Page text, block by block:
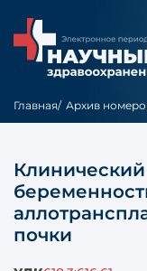
Главная Архив
почки